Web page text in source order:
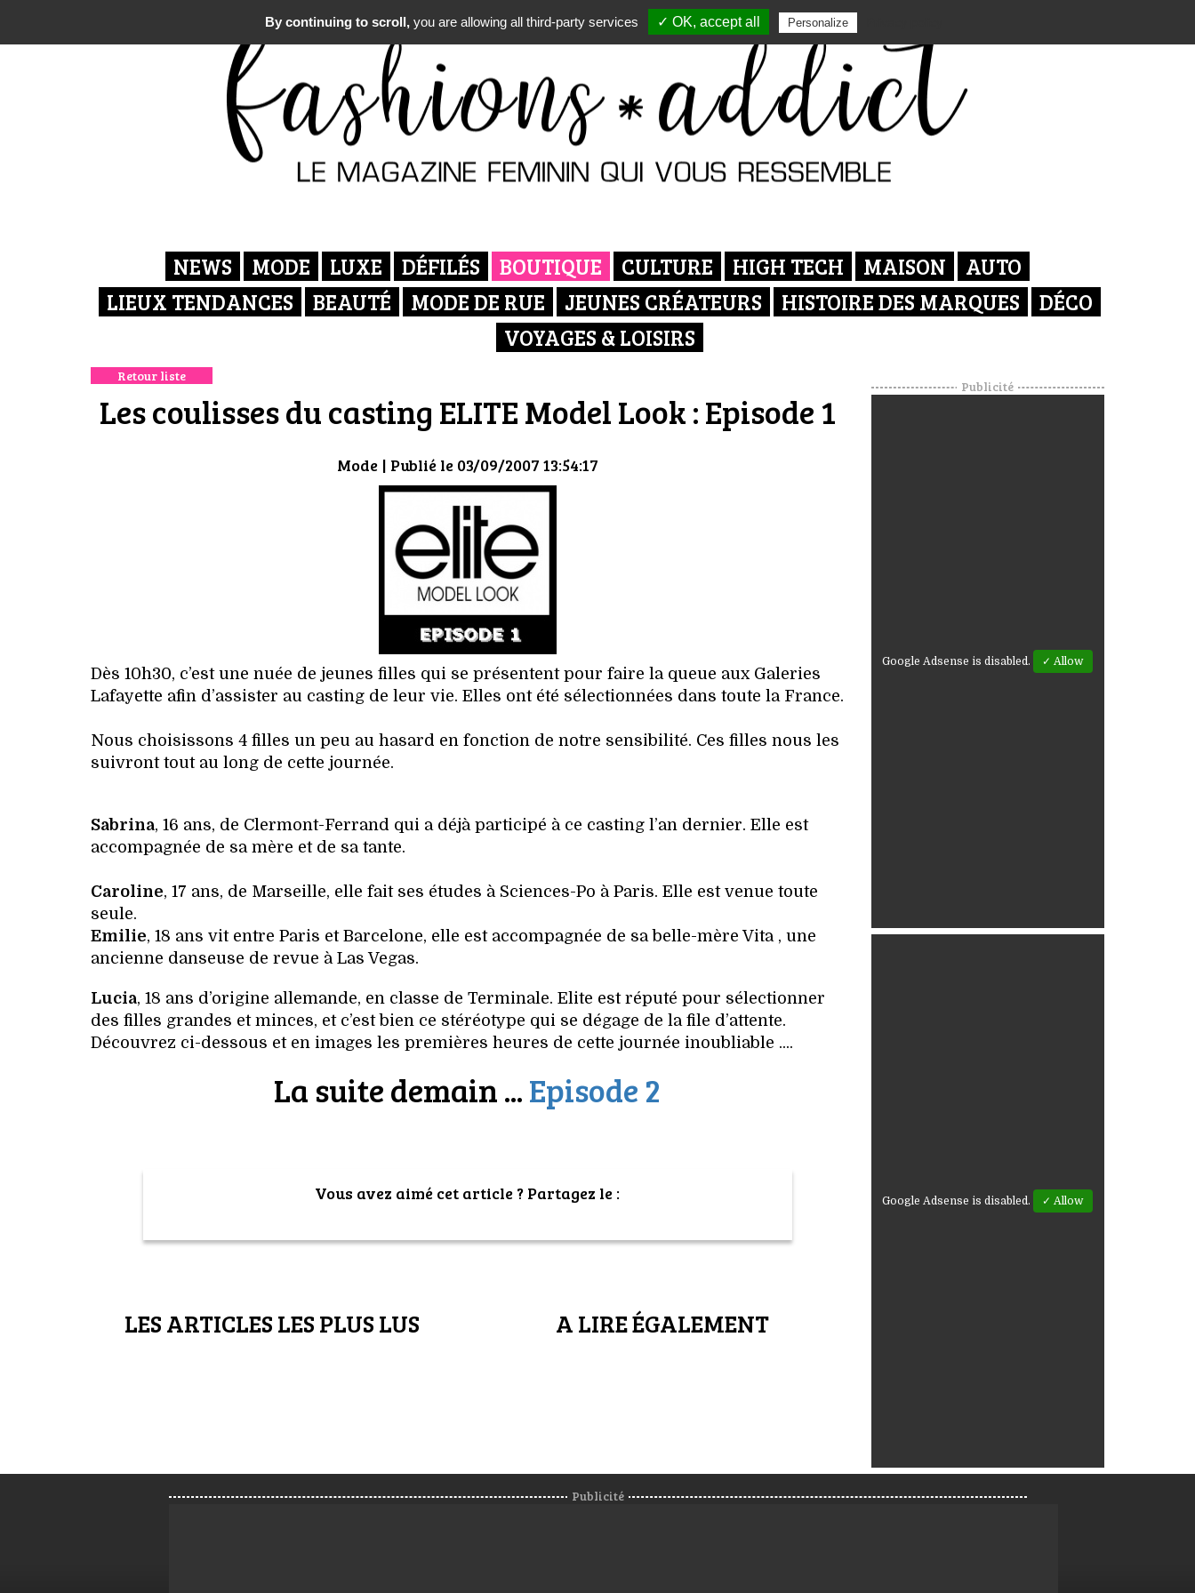
NEWS MODE LUXE DÉFILÉS BOUTIQUE CULTURE HIGH TECH MAISON
AUTO
LIEUX TENDANCES
BEAUTÉ MODE DE RUE JEUNES CRÉATEURS HISTOIRE DES MARQUES
DÉCO
VOYAGES & LOISIRS
Retour liste
Les coulisses du casting ELITE Model Look : Episode 1
Mode| Publié le 03/09/2007 13:54:17
Dès 10h30, c’est une nuée de jeunes filles qui se présentent pour faire la queue aux Galeries
Lafayette afin d’assister au casting de leur vie. Elles ont été sélectionnées dans toute la France.
Nous choisissons 4 filles un peu au hasard en fonction de notre sensibilité. Ces filles nous les
suivront tout au long de cette journée.
Sabrina, 16 ans, de Clermont-Ferrand qui a déjà participé à ce casting l’an dernier. Elle est
accompagnée de sa mère et de sa tante.
Caroline, 17 ans, de Marseille, elle fait ses études à Sciences-Po à Paris. Elle est venue toute
seule.
Emilie, 18 ans vit entre Paris et Barcelone, elle est accompagnée de sa belle-mère Vita , une
ancienne danseuse de revue à Las Vegas.
Lucia, 18 ans d’origine allemande, en classe de Terminale. Elite est réputé pour sélectionner
des filles grandes et minces, et c’est bien ce stéréotype qui se dégage de la file d’attente.
Découvrez ci-dessous et en images les premières heures de cette journée inoubliable ....
La suite demain ...Episode 2
Vous avez aimé cet article ? Partagez le :
LES ARTICLES LES PLUS LUS A LIRE ÉGALEMENT
Publicité
Google Adsense is disabled. ✓ Allow
Google Adsense is disabled. ✓ Allow
Publicité
By continuing to scroll, you are allowing all third-party services ✓ OK, accept all Personalize